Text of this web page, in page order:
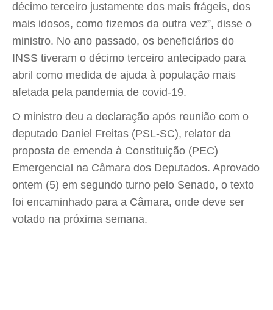
décimo terceiro justamente dos mais frágeis, dos
mais idosos, como fizemos da outra vez”, disse o
ministro. No ano passado, os beneficiários do
INSS tiveram o décimo terceiro antecipado para
abril como medida de ajuda à população mais
afetada pela pandemia de covid-19.
O ministro deu a declaração após reunião com o
deputado Daniel Freitas (PSL-SC), relator da
proposta de emenda à Constituição (PEC)
Emergencial na Câmara dos Deputados. Aprovado
ontem (5) em segundo turno pelo Senado, o texto
foi encaminhado para a Câmara, onde deve ser
votado na próxima semana.